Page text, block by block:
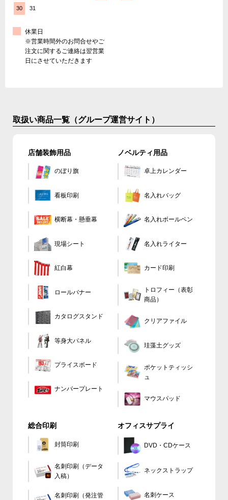
30 31
休業日
※営業時間外のお問合せやご
注文に関するご連絡は翌営業
日にさせていただきます
取扱い商品一覧（グループ運営サイト）
店舗装飾用品
のぼり旗
看板印刷
横断幕・懸垂幕
現場シート
紅白幕
ロールバナー
カタログスタンド
等身大パネル
プライスボード
ナンバープレート
ノベルティ用品
卓上カレンダー
名入れバッグ
名入れボールペン
名入れライター
カード印刷
トロフィー（表彰
商品）
クリアファイル
珪藻土グッズ
ポケットティッシ
ュ
マウスパッド
総合印刷
封筒印刷
名刺印刷（データ
入稿）
名刺印刷（発注管
オフィスサプライ
DVD・CDケース
ネックストラップ
名刺ケース